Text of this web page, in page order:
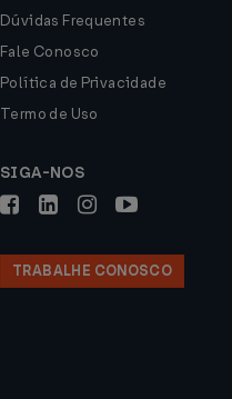
Dúvidas Frequentes
Fale Conosco
Política de Privacidade
Termo de Uso
SIGA-NOS
TRABALHE CONOSCO